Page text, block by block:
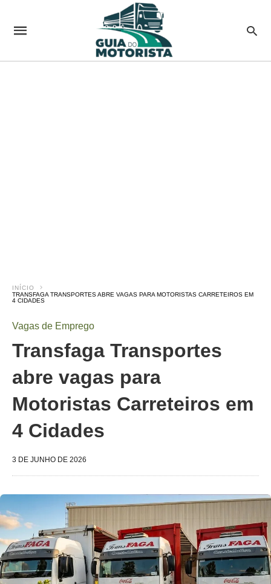
INÍCIO
TRANSFAGA TRANSPORTES ABRE VAGAS PARA MOTORISTAS CARRETEIROS EM
4 CIDADES
Vagas de Emprego
Transfaga Transportes
abre vagas para
Motoristas Carreteiros em
4 Cidades
3 DE JUNHO DE 2026